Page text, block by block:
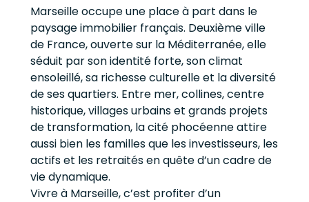
Marseille occupe une place à part dans le
paysage immobilier français. Deuxième ville
de France, ouverte sur la Méditerranée, elle
séduit par son identité forte, son climat
ensoleillé, sa richesse culturelle et la diversité
de ses quartiers. Entre mer, collines, centre
historique, villages urbains et grands projets
de transformation, la cité phocéenne attire
aussi bien les familles que les investisseurs, les
actifs et les retraités en quête d’un cadre de
vie dynamique.
Vivre à Marseille, c’est profiter d’un